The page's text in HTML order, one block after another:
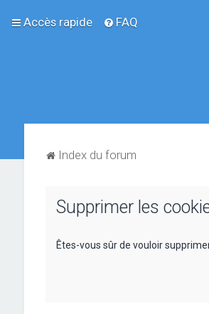
Accès rapide FAQ
Index du forum
Supprimer les
Êtes-vous sûr de vouloir